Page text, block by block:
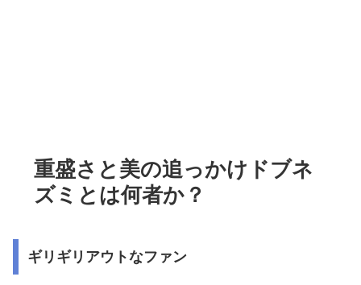
重盛さと美の追っかけドブネ
ズミとは何者か？
ギリギリアウトなファン